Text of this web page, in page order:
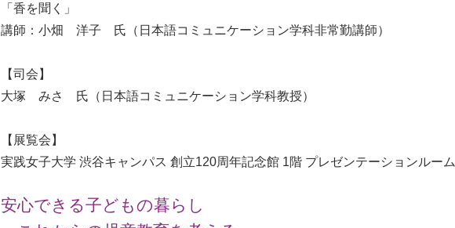
「香を聞く」
講師：小畑 洋子 氏（日本語コミュニケーション学科非常勤講師）
【司会】
大塚 みさ 氏（日本語コミュニケーション学科教授）
【展覧会】
実践女子大学 渋谷キャンパス 創立120周年記念館 1階 プレゼンテーションルーム
安心できる子どもの暮らし